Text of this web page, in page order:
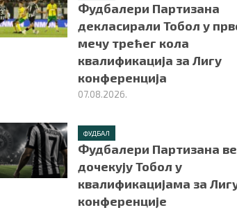
Фудбалери Партизана
декласирали Тобол у
мечу трећег кола
квалификација за Лигу
конференција
07.08.2026.
ФУДБАЛ
Фудбалери Партизана
дочекују Тобол у
квалификацијама за
конференције